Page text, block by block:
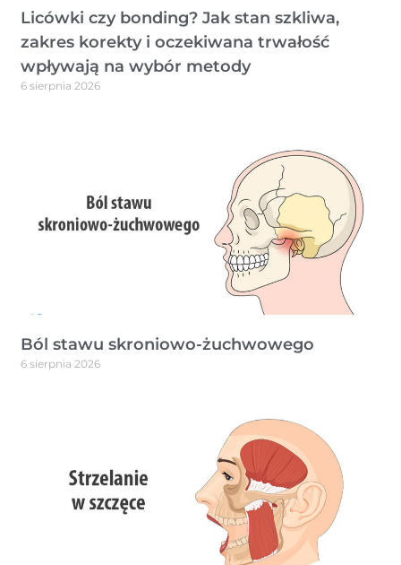
Licówki czy bonding? Jak stan szkliwa,
zakres korekty i oczekiwana trwałość
wpływają na wybór metody
6 sierpnia 2026
Ból stawu skroniowo-żuchwowego
6 sierpnia 2026